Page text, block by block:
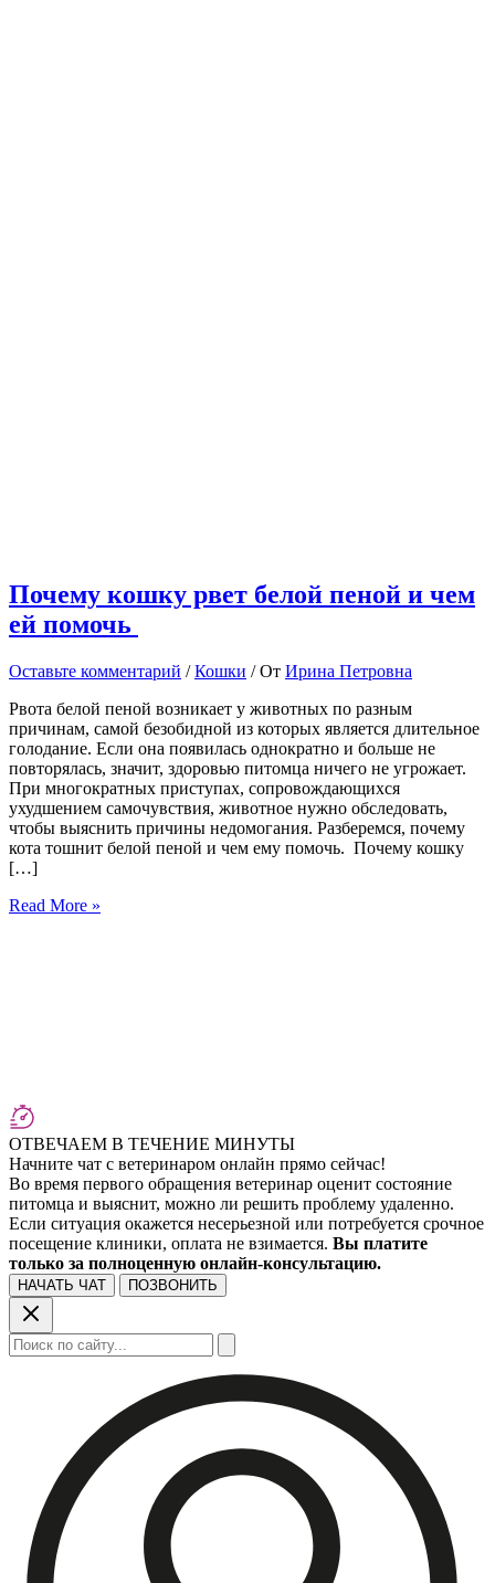
Почему кошку рвет белой пеной и чем
ей помочь
Оставьте комментарий /Кошки / От Ирина Петровна
Рвота белой пеной возникает у животных по разным
причинам, самой безобидной из которых является длительное
голодание. Если она появилась однократно и больше не
повторялась, значит, здоровью питомца ничего не угрожает.
При многократных приступах, сопровождающихся
ухудшением самочувствия, животное нужно обследовать,
чтобы выяснить причины недомогания. Разберемся, почему
кота тошнит белой пеной и чем ему помочь. Почему кошку
[…]
Почему
Read More »
ОТВЕЧАЕМ В ТЕЧЕНИЕ МИНУТЫ
Начните чат с ветеринаром онлайн прямо сейчас!
Во время первого обращения ветеринар оценит состояние
питомца и выяснит, можно ли решить проблему удаленно.
Если ситуация окажется несерьезной или потребуется срочное
посещение клиники, оплата не взимается. Вы платите
только за полноценную онлайн-консультацию.
НАЧАТЬ ЧАТ ПОЗВОНИТЬ
Поиск: